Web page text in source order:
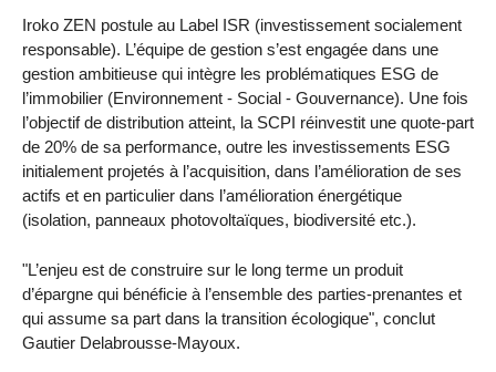
Iroko ZEN postule au Label ISR (investissement socialement
responsable). L’équipe de gestion s’est engagée dans une
gestion ambitieuse qui intègre les problématiques ESG de
l’immobilier (Environnement - Social - Gouvernance). Une fois
l’objectif de distribution atteint, la SCPI réinvestit une quote-part
de 20% de sa performance, outre les investissements ESG
initialement projetés à l’acquisition, dans l’amélioration de ses
actifs et en particulier dans l’amélioration énergétique
(isolation, panneaux photovoltaïques, biodiversité etc.).
"L’enjeu est de construire sur le long terme un produit
d’épargne qui bénéficie à l’ensemble des parties-prenantes et
qui assume sa part dans la transition écologique", conclut
Gautier Delabrousse-Mayoux.